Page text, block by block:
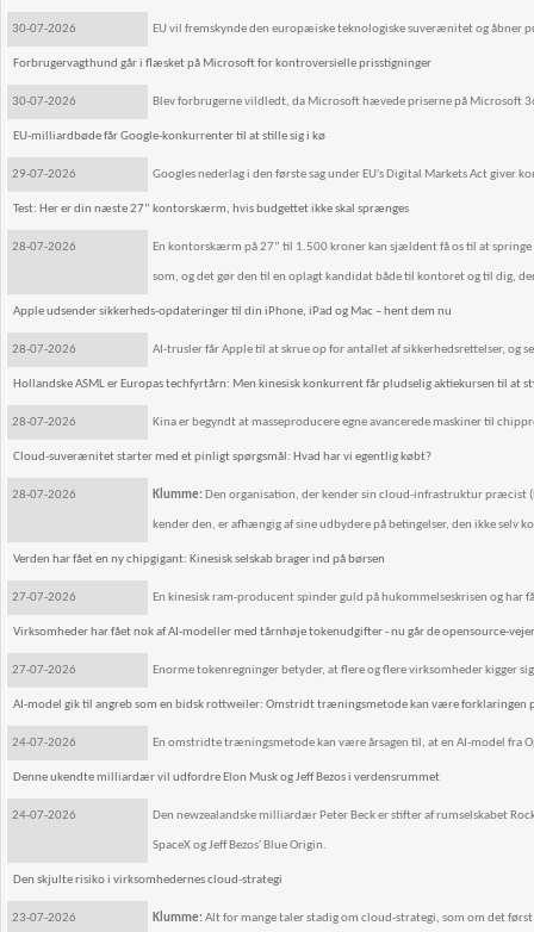
30-07-2026 EU vil fremskynde den europæiske teknologiske suverænitet og åbner
Forbrugervagthund går i flæsket på Microsoft for kontroversielle prisstigninger
30-07-2026 Blev forbrugerne vildledt, da Microsoft hævede priserne på Microsoft
EU-milliardbøde får Google-konkurrenter til at stille sig i kø
29-07-2026 Googles nederlag i den første sag under EU's Digital Markets Act giver
Test: Her er din næste 27” kontorskærm, hvis budgettet ikke skal sprænges
28-07-2026 En kontorskærm på 27” til 1.500 kroner kan sjældent få os til at
som, og det gør den til en oplagt kandidat både til kontoret og til dig,
Apple udsender sikkerheds-opdateringer til din iPhone, iPad og Mac – hent dem nu
28-07-2026 AI-trusler får Apple til at skrue op for antallet af sikkerhedsrettelser, og
Hollandske ASML er Europas techfyrtårn: Men kinesisk konkurrent får pludselig aktiekursen til at
28-07-2026 Kina er begyndt at masseproducere egne avancerede maskiner til
Cloud-suverænitet starter med et pinligt spørgsmål: Hvad har vi egentlig købt?
28-07-2026 Klumme: Den organisation, der kender sin cloud-infrastruktur præcist
kender den, er afhængig af sine udbydere på betingelser, den ikke
Verden har fået en ny chipgigant: Kinesisk selskab brager ind på børsen
27-07-2026 En kinesisk ram-producent spinder guld på hukommelseskrisen og har
Virksomheder har fået nok af AI-modeller med tårnhøje tokenudgifter - nu går de opensource-
27-07-2026 Enorme tokenregninger betyder, at flere og flere virksomheder kigger
AI-model gik til angreb som en bidsk rottweiler: Omstridt træningsmetode kan være forklaringen
24-07-2026 En omstridte træningsmetode kan være årsagen til, at en AI-model fra
Denne ukendte milliardær vil udfordre Elon Musk og Jeff Bezos i verdensrummet
24-07-2026 Den newzealandske milliardær Peter Beck er stifter af rumselskabet
SpaceX og Jeff Bezos' Blue Origin.
Den skjulte risiko i virksomhedernes cloud-strategi
23-07-2026 Klumme:Alt for mange taler stadig om cloud-strategi, som om det